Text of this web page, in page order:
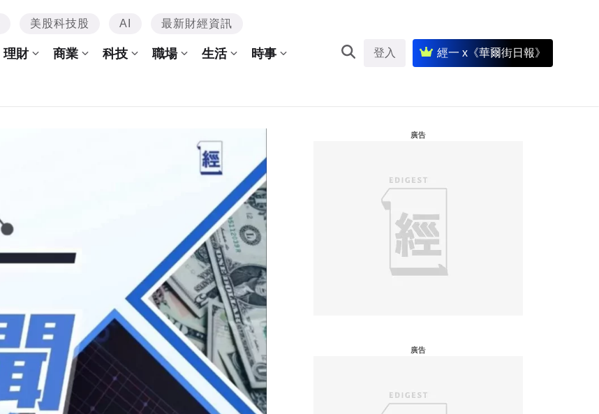
美股科技股 AI 最新財經資訊
理財 商業 科技 職場 生活 時事 登入 經一 x《華爾街日報》
廣告
廣告